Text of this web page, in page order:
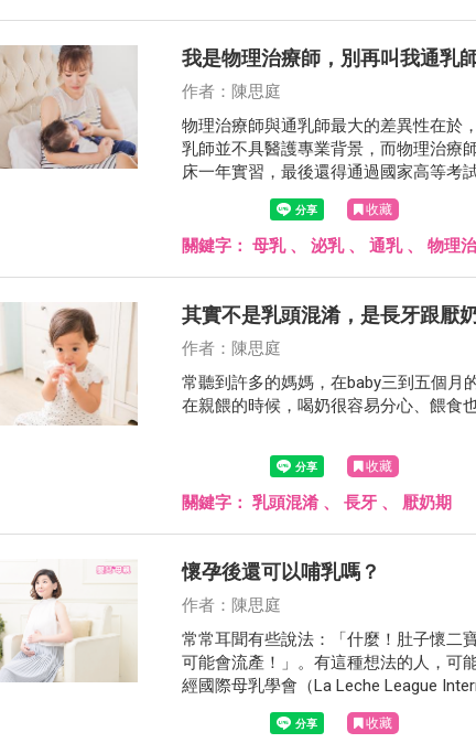
我是物理治療師，別再叫我通乳
作者：陳思庭
物理治療師與通乳師最大的差異性在於
乳師並不具醫護專業背景，而物理治療
床一年實習，最後還得通過國家高等考
照。不管是解剖生理，肌肉走向，軟組
經過國家的認證，因此在處理乳房組織
收藏
關鍵字： 母乳、 泌乳、 通乳、 物理
其實不是乳頭混淆，是長牙跟厭
作者：陳思庭
常聽到許多的媽媽，在baby三到五個月
在親餵的時候，喝奶很容易分心、餵食
收藏
關鍵字： 乳頭混淆 、 長牙 、 厭奶期
懷孕後還可以哺乳嗎？
作者：陳思庭
常常耳聞有些說法：「什麼！肚子懷二
可能會流產！」。有這種想法的人，可
經國際母乳學會（La Leche League
與哺乳並無絕對因果關係。通常會有這
哺乳需要注意的事情是什麼；如果有了
收藏